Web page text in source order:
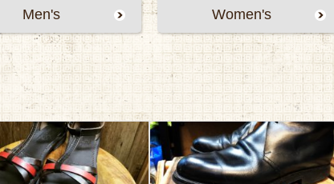
Men's Women's